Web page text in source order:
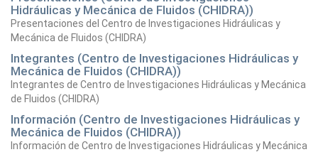
Hidráulicas y Mecánica de Fluidos (CHIDRA))
Presentaciones del Centro de Investigaciones Hidráulicas y
Mecánica de Fluidos (CHIDRA)
Integrantes (Centro de Investigaciones Hidráulicas y
Mecánica de Fluidos (CHIDRA))
Integrantes de Centro de Investigaciones Hidráulicas y Mecánica
de Fluidos (CHIDRA)
Información (Centro de Investigaciones Hidráulicas y
Mecánica de Fluidos (CHIDRA))
Información de Centro de Investigaciones Hidráulicas y Mecánica